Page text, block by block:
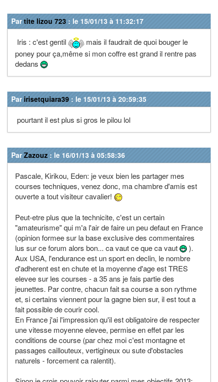
Partite lizou 723 : le 15/01/13 à 11:32:17
Iris : c'est gentil
mais il faudrait de quoi bouger le
poney pour ça,même si mon coffre est grand il rentre pas
dedans
Par irisetquiara39 : le 15/01/13 à 20:59:35
pourtant il est plus si gros le pilou lol
ParZazouz : le 16/01/13 à 05:58:36
Pascale, Kirikou, Eden: je veux bien les partager mes
courses techniques, venez donc, ma chambre d'amis est
ouverte a tout visiteur cavalier!
Peut-etre plus que la technicite, c'est un certain
"amateurisme" qui m'a l'air de faire un peu defaut en France
(opinion formee sur la base exclusive des commentaires
lus sur ce forum alors bon... ca vaut ce que ca vaut
).
Aux USA, l'endurance est un sport en declin, le nombre
d'adherent est en chute et la moyenne d'age est TRES
elevee sur les courses - a 35 ans je fais partie des
jeunettes. Par contre, chacun fait sa course a son rythme
et, si certains viennent pour la gagne bien sur, il est tout a
fait possible de courir cool.
En France j'ai l'impression qu'il est obligatoire de respecter
une vitesse moyenne elevee, permise en effet par les
conditions de course (par chez moi c'est montagne et
passages caillouteux, vertigineux ou sute d'obstacles
naturels - forcement ca ralentit).